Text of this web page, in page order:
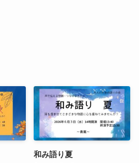
和み語り夏